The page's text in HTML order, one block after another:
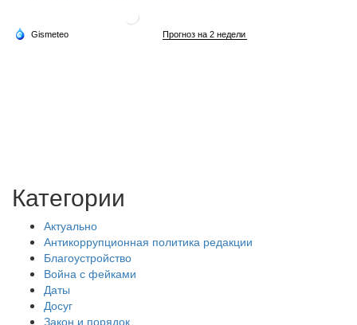
Категории
Актуально
Антикоррупционная политика редакции
Благоустройство
Война с фейками
Даты
Досуг
Закон и порядок